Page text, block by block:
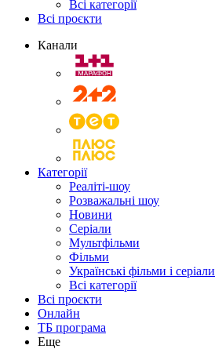
Всі категорії
Всі проєкти
Канали
Категорії
Реаліті-шоу
Розважальні шоу
Новини
Серіали
Мультфільми
Фільми
Українські фільми і серіали
Всі категорії
Всі проєкти
Онлайн
ТБ програма
Еще